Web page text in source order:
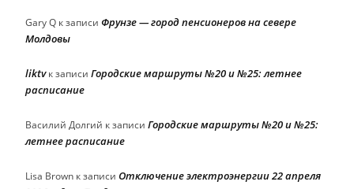
Gary Q к записи Фрунзе — город пенсионеров на севере
Молдовы
liktvк записи Городские маршруты №20 и №25: летнее
расписание
Василий Долгий к записи Городские маршруты №20 и №25:
летнее расписание
Lisa Brown к записи Отключение электроэнергии 22 апреля